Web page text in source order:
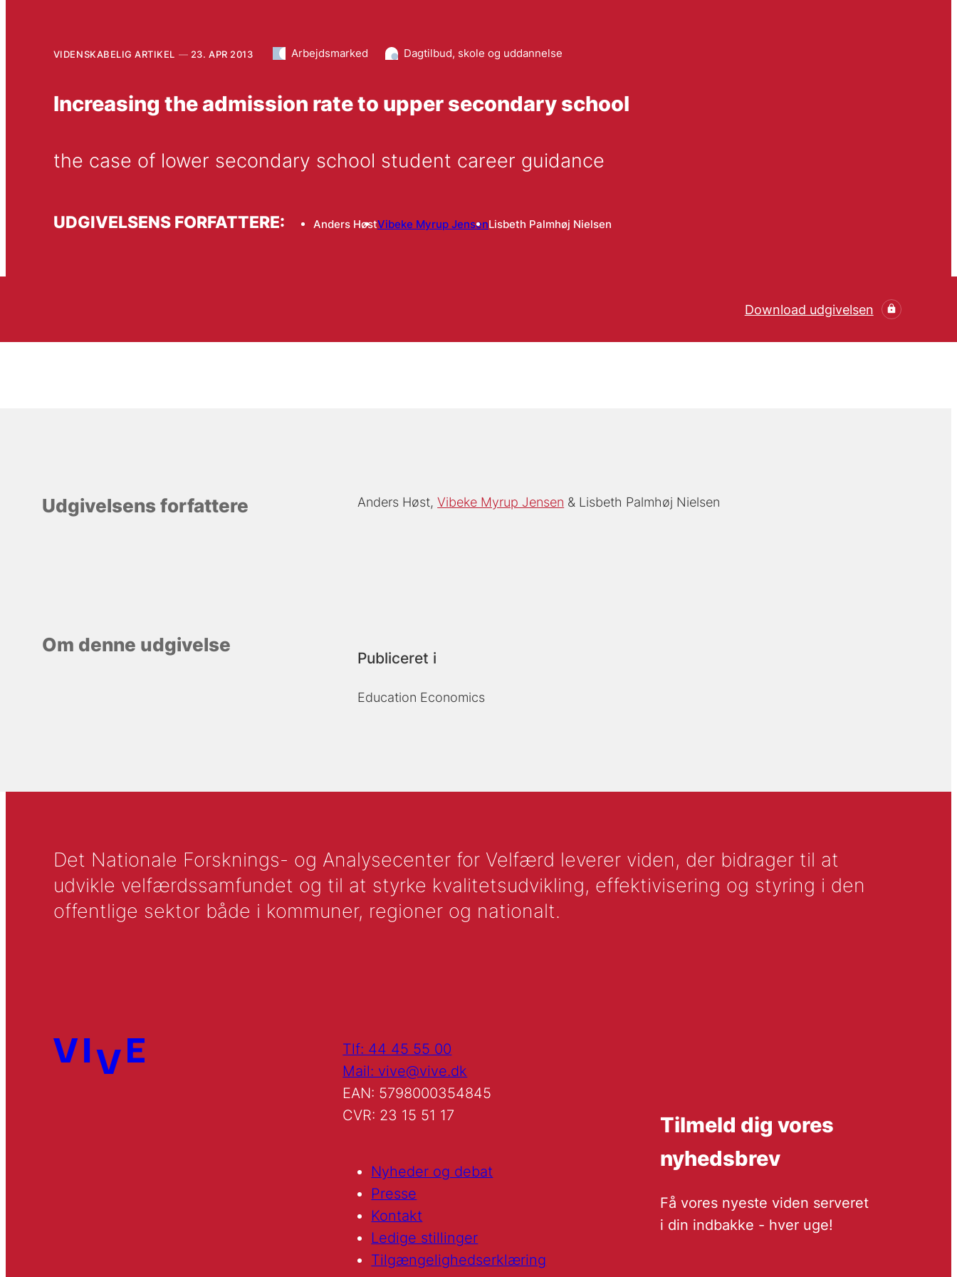
VIDENSKABELIG ARTIKEL 23. APR 2013 Arbejdsmarked Dagtilbud, skole og uddannelse
Increasing the admission rate to upper secondary school
the case of lower secondary school student career guidance
UDGIVELSENS FORFATTERE: Anders HøstVibeke Myrup JensenLisbeth Palmhøj Nielsen
Download udgivelsen
Udgivelsens forfattere Anders Høst Vibeke Myrup Jensen Lisbeth Palmhøj Nielsen
Om denne udgivelse
Publiceret i
Education Economics
Det Nationale Forsknings- og Analysecenter for Velfærd leverer viden, der bidrager til at
udvikle velfærdssamfundet og til at styrke kvalitetsudvikling, effektivisering og styring i den
offentlige sektor både i kommuner, regioner og nationalt.
Tlf: 44 45 55 00
Mail: vive@vive.dk
EAN: 5798000354845
CVR: 23 15 51 17
Nyheder og debat
Presse
Kontakt
Ledige stillinger
Tilgængelighedserklæring
Tilmeld dig vores
nyhedsbrev
Få vores nyeste viden serveret
i din indbakke - hver uge!